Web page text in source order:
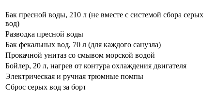
Бак пресной воды, 210 л (не вместе с системой сбора серых
вод)
Разводка пресной воды
Бак фекальных вод, 70 л (для каждого санузла)
Прокачной унитаз со смывом морской водой
Бойлер, 20 л, нагрев от контура охлаждения двигателя
Электрическая и ручная трюмные помпы
Сброс серых вод за борт